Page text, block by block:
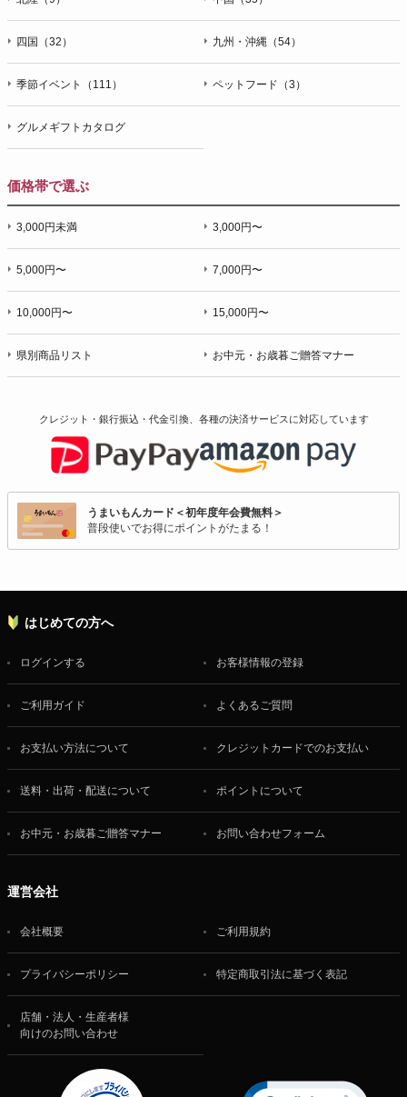
四国（32） 九州・沖縄（54）
季節イベント（111） ペットフード（3）
グルメギフトカタログ
価格帯で選ぶ
3,000円未満 3,000円〜
5,000円〜 7,000円〜
10,000円〜 15,000円〜
県別商品リスト お中元・お歳暮ご贈答マナー
クレジット・銀行振込・代金引換、各種の決済サービスに対応しています
うまいもんカード＜初年度年会費無料＞
普段使いでお得にポイントがたまる！
はじめての方へ
ログインする お客様情報の登録
ご利用ガイド よくあるご質問
お支払い方法について クレジットカードでのお支払い
送料・出荷・配送について ポイントについて
お中元・お歳暮ご贈答マナー お問い合わせフォーム
運営会社
会社概要 ご利用規約
プライバシーポリシー 特定商取引法に基づく表記
店舗・法人・生産者様
向けのお問い合わせ